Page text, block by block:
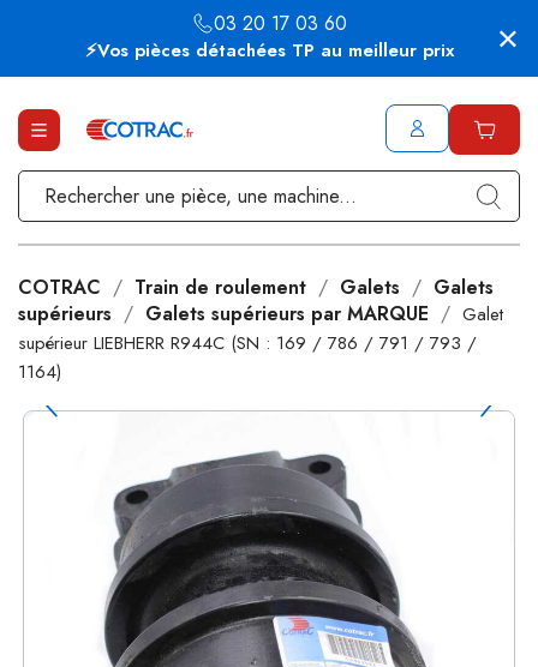
⚡Vos pièces détachées TP au meilleur prix
03 20 17 03 60
COTRAC Train de roulement Galets
Galets
supérieurs
Galets supérieurs par MARQUE
Galet
supérieur LIEBHERR R944C (SN : 169 / 786 / 791 / 793 /
1164)